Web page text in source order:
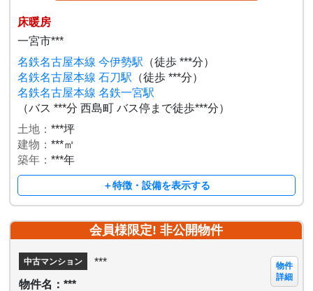
床暖房
一宮市***
名鉄名古屋本線 今伊勢駅 （徒歩 ***分）
名鉄名古屋本線 石刀駅 （徒歩 ***分）
名鉄名古屋本線 名鉄一宮駅
（バス ***分 西島町 バス停まで徒歩***分）
土地：***坪
建物：***㎡
築年：***年
＋特徴・設備を表示する
会員様限定! 非公開物件
中古マンション
***
物件名：***
物件
詳細